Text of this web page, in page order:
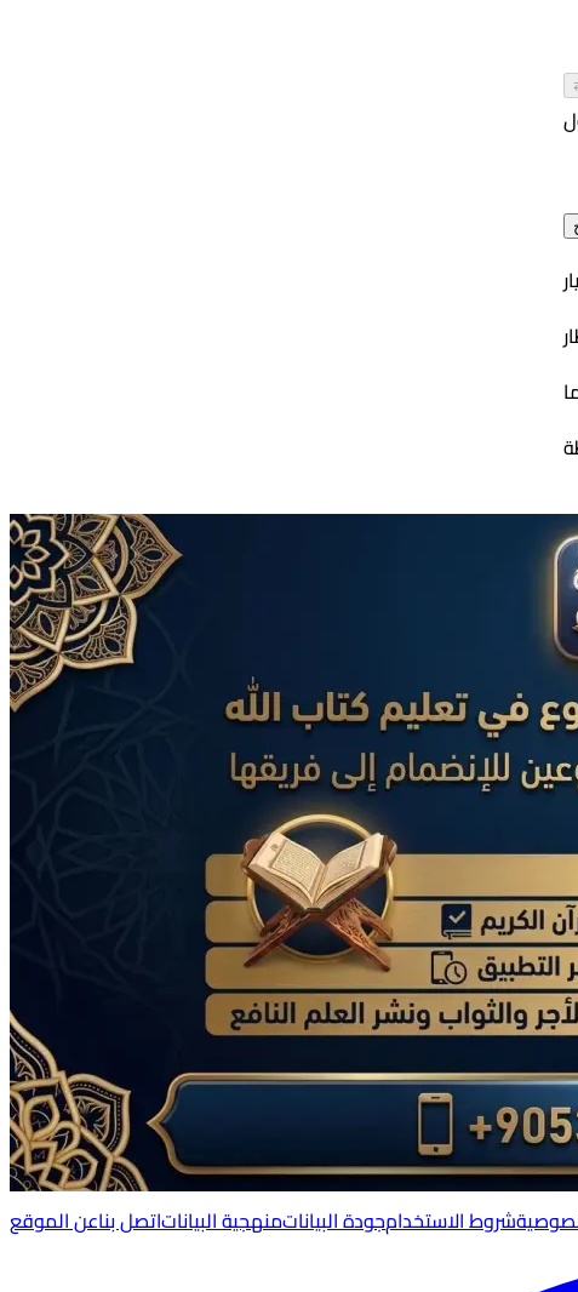
عن الموقعاتصل بنامنهجية البياناتجودة البياناتشروط الاستخدام